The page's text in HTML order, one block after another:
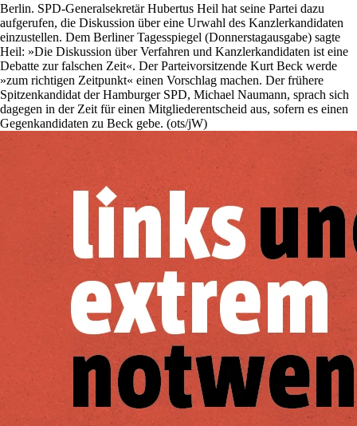
Berlin. SPD-Generalsekretär Hubertus Heil hat seine Partei dazu
aufgerufen, die Diskussion über eine Urwahl des Kanzlerkandidaten
einzustellen. Dem Berliner Tagesspiegel (Donnerstagausgabe) sagte
Heil: »Die Diskussion über Verfahren und Kanzlerkandidaten ist eine
Debatte zur falschen Zeit«. Der Parteivorsitzende Kurt Beck werde
»zum richtigen Zeitpunkt« einen Vorschlag machen. Der frühere
Spitzenkandidat der Hamburger SPD, Michael Naumann, sprach sich
dagegen in der Zeit für einen Mitgliederentscheid aus, sofern es einen
Gegenkandidaten zu Beck gebe. (ots/jW)